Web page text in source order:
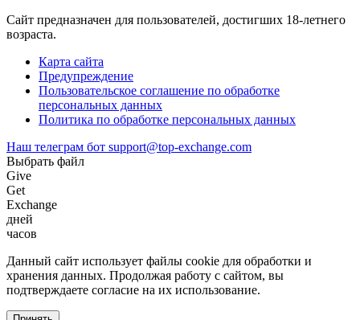
Сайт предназначен для пользователей, достигших 18-летнего
возраста.
Карта сайта
Предупреждение
Пользовательское соглашение по обработке
персональных данных
Политика по обработке персональных данных
Наш телеграм бот support@top-exchange.com
Выбрать файл
Give
Get
Exchange
дней
часов
Данный сайт использует файлы coоkie для обработки и
хранения данных. Продолжая работу с сайтом, вы
подтверждаете согласие на их использование.